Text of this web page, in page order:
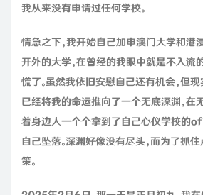
我从来没有申请过任何学校。
情急之下，我开始自己加申澳门大学和港
开外的大学，在曾经的我眼中就是不入流
慌了。虽然我依旧安慰自己还有机会，但
已经将我的命运推向了一个无底深渊，在
着身边人一个个拿到了自己心仪学校的
自己坠落。深渊好像没有尽头，而为了抓
策。